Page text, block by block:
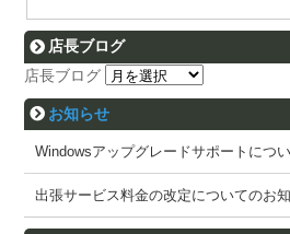
店長ブログ
店長ブログ
お知らせ
Windowsアップグレードサポートにつ
出張サービス料金の改定についてのお